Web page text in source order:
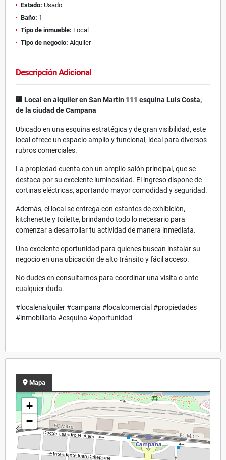
Estado: Usado
Baño: 1
Tipo de inmueble: Local
Tipo de negocio: Alquiler
Descripción Adicional
🏢 Local en alquiler en San Martín 111 esquina Luis Costa,
de la ciudad de Campana
Ubicado en una esquina estratégica y de gran visibilidad, este
local ofrece un espacio amplio y funcional, ideal para diversos
rubros comerciales.
La propiedad cuenta con un amplio salón principal, que se
destaca por su excelente luminosidad. El ingreso dispone de
cortinas eléctricas, aportando mayor comodidad y seguridad.
Además, el local se entrega con estantes de exhibición,
kitchenette y toilette, brindando todo lo necesario para
comenzar a desarrollar tu actividad de manera inmediata.
Una excelente oportunidad para quienes buscan instalar su
negocio en una ubicación de alto tránsito y fácil acceso.
No dudes en consultarnos para coordinar una visita o ante
cualquier duda.
#localenalquiler #campana #localcomercial #propiedades
#inmobiliaria #esquina #oportunidad
Mapa
+
−